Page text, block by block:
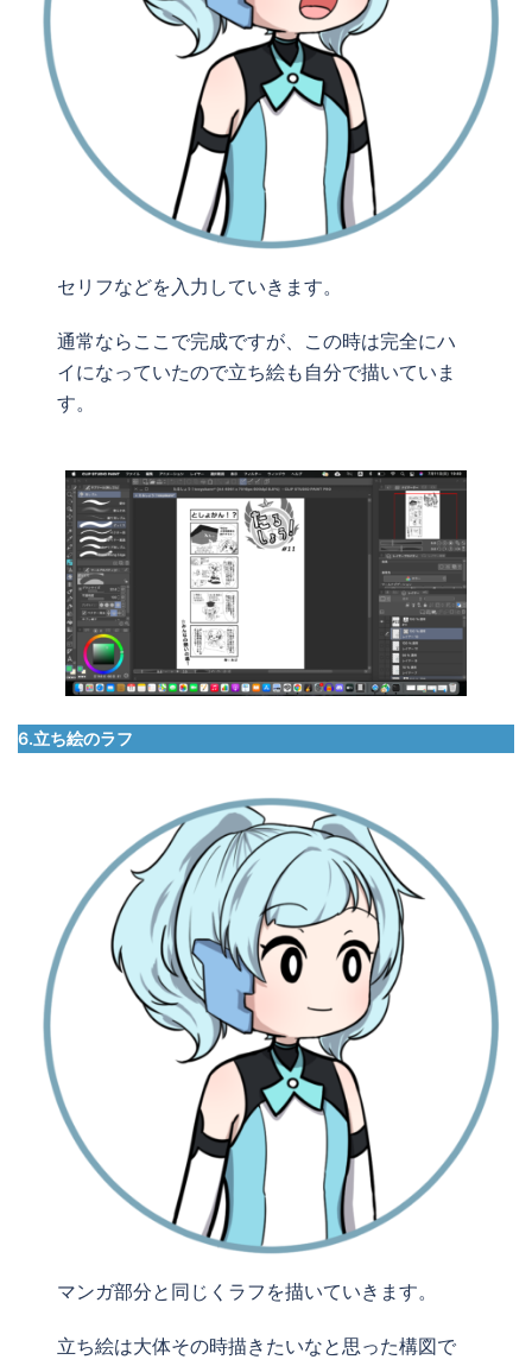
セリフなどを入力していきます。
通常ならここで完成ですが、この時は完全にハ
イになっていたので立ち絵も自分で描いていま
す。
6.立ち絵のラフ
マンガ部分と同じくラフを描いていきます。
立ち絵は大体その時描きたいなと思った構図で